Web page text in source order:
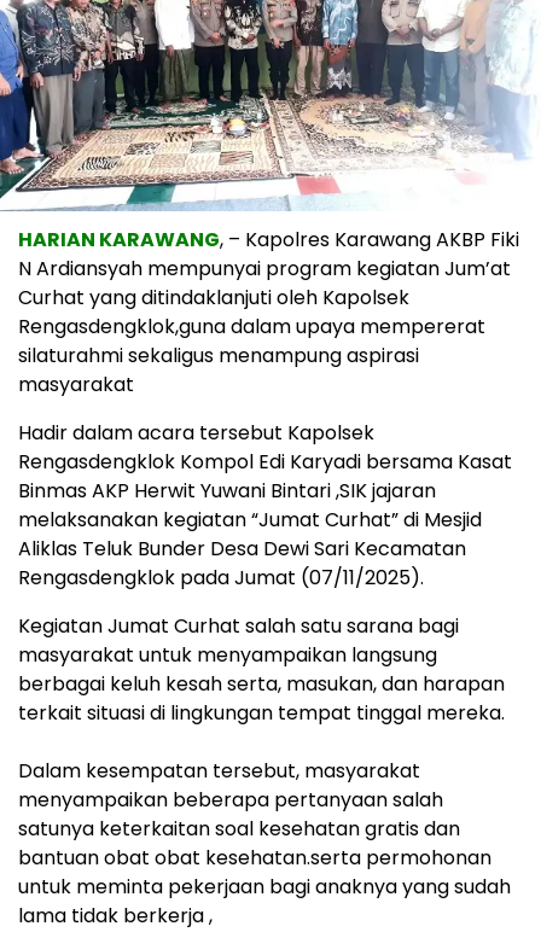
HARIAN KARAWANG, – Kapolres Karawang AKBP Fiki
N Ardiansyah mempunyai program kegiatan Jum’at
Curhat yang ditindaklanjuti oleh Kapolsek
Rengasdengklok,guna dalam upaya mempererat
silaturahmi sekaligus menampung aspirasi
masyarakat
Hadir dalam acara tersebut Kapolsek
Rengasdengklok Kompol Edi Karyadi bersama Kasat
Binmas AKP Herwit Yuwani Bintari ,SIK jajaran
melaksanakan kegiatan “Jumat Curhat” di Mesjid
Aliklas Teluk Bunder Desa Dewi Sari Kecamatan
Rengasdengklok pada Jumat (07/11/2025).
‎Kegiatan Jumat Curhat salah satu sarana bagi
masyarakat untuk menyampaikan langsung
berbagai keluh kesah serta, masukan, dan harapan
terkait situasi di lingkungan tempat tinggal mereka.
‎Dalam kesempatan tersebut, masyarakat
menyampaikan beberapa pertanyaan salah
satunya keterkaitan soal kesehatan gratis dan
bantuan obat obat kesehatan.serta permohonan
untuk meminta pekerjaan bagi anaknya yang sudah
lama tidak berkerja ,